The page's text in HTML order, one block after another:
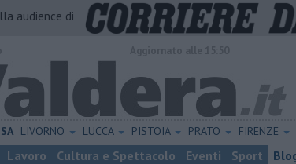
audience di
LIVORNO LUCCA PISTOIA PRATO FIRENZE
Lavoro Cultura e Spettacolo Eventi Sport